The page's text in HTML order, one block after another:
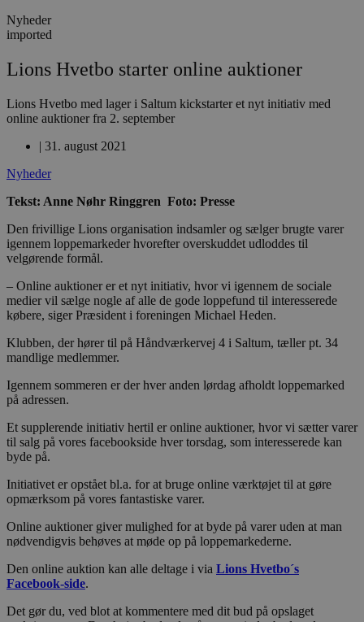
Nyheder
imported
Lions Hvetbo starter online auktioner
Lions Hvetbo med lager i Saltum kickstarter et nyt initiativ med
online auktioner fra 2. september
| 31. august 2021
Nyheder
Tekst: Anne Nøhr Ringgren Foto: Presse
Den frivillige Lions organisation indsamler og sælger brugte varer
igennem loppemarkeder hvorefter overskuddet udloddes til
velgørende formål.
– Online auktioner er et nyt initiativ, hvor vi igennem de sociale
medier vil sælge nogle af alle de gode loppefund til interesserede
købere, siger Præsident i foreningen Michael Heden.
Klubben, der hører til på Håndværkervej 4 i Saltum, tæller pt. 34
mandlige medlemmer.
Igennem sommeren er der hver anden lørdag afholdt loppemarked
på adressen.
Et supplerende initiativ hertil er online auktioner, hvor vi sætter varer
til salg på vores facebookside hver torsdag, som interesserede kan
byde på.
Initiativet er opstået bl.a. for at bruge online værktøjet til at gøre
opmærksom på vores fantastiske varer.
Online auktioner giver mulighed for at byde på varer uden at man
nødvendigvis behøves at møde op på loppemarkederne.
Den online auktion kan alle deltage i via Lions Hvetbo´s
Facebook-side.
Det gør du, ved blot at kommentere med dit bud på opslaget